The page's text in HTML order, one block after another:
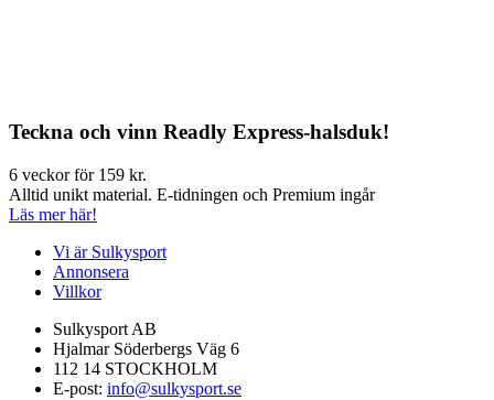
Teckna och vinn Readly Express-halsduk!
6 veckor för 159 kr.
Alltid unikt material. E-tidningen och Premium ingår
Läs mer här!
Vi är Sulkysport
Annonsera
Villkor
Sulkysport AB
Hjalmar Söderbergs Väg 6
112 14 STOCKHOLM
E-post: info@sulkysport.se